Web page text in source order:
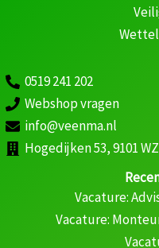
0519 241 202
Webshop vragen
info@veenma.nl
Hogedijken 53, 9101
Vacature:
Vacature: